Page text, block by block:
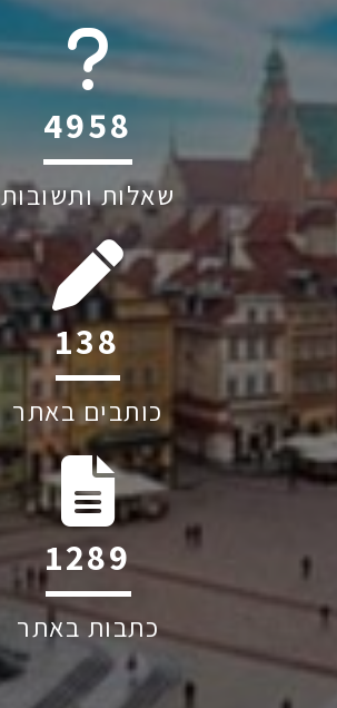
6045
שאלות ותשובות
207
כותבים באתר
1928
כתבות באתר